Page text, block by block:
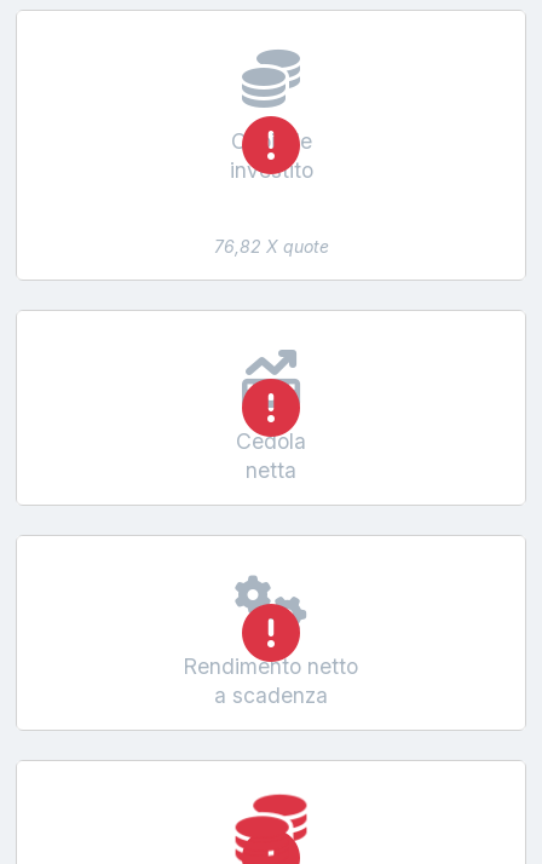
Capitale
investito
76,82 X quote
Cedola
netta
Rendimento netto
a scadenza